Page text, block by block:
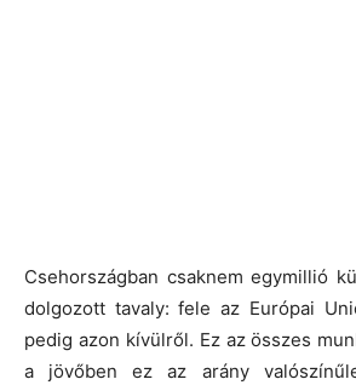
Csehországban csaknem egymillió
dolgozott tavaly: fele az Európai
pedig azon kívülről. Ez az összes
a jövőben ez az arány